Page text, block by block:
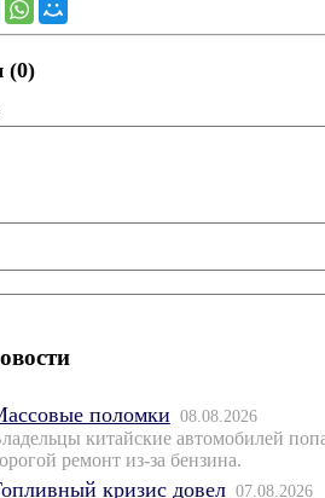
(0)
поломки 08.08.2026
китайские автомобилей
ремонт из-за бензина.
кризис довел 07.08.2026